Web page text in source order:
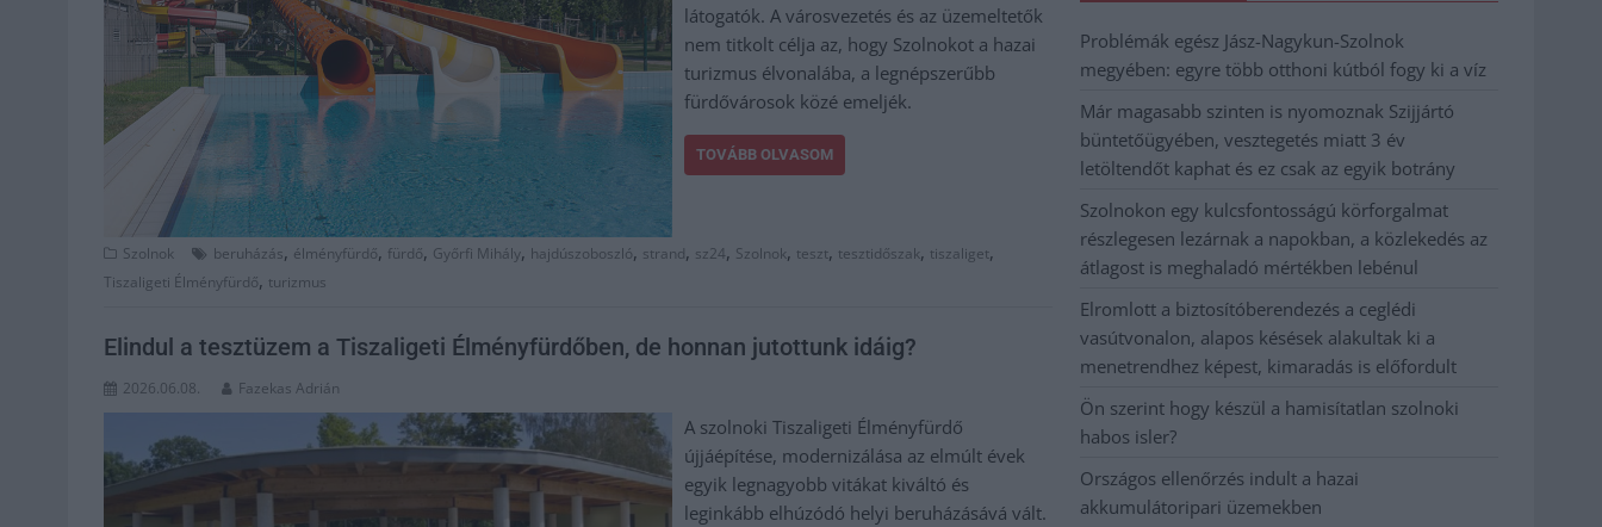
látogatók. A városvezetés és az üzemeltetők
nem titkolt célja az, hogy Szolnokot a hazai
turizmus élvonalába, a legnépszerűbb
fürdővárosok közé emeljék.
TOVÁBB OLVASOM
Szolnok beruházás, élményfürdő, fürdő, Győrfi Mihály, hajdúszoboszló, strand, sz24, Szolnok, teszt, tesztidőszak, tiszaliget,
Tiszaligeti Élményfürdő, turizmus
Elindul a tesztüzem a Tiszaligeti Élményfürdőben, de honnan jutottunk idáig?
2026.06.08. Fazekas Adrián
A szolnoki Tiszaligeti Élményfürdő
újjáépítése, modernizálása az elmúlt évek
egyik legnagyobb vitákat kiváltó és
leginkább elhúzódó helyi beruházásává vált.
Problémák egész Jász-Nagykun-Szolnok
megyében: egyre több otthoni kútból fogy ki a víz
Már magasabb szinten is nyomoznak Szijjártó
büntetőügyében, vesztegetés miatt 3 év
letöltendőt kaphat és ez csak az egyik botrány
Szolnokon egy kulcsfontosságú körforgalmat
részlegesen lezárnak a napokban, a közlekedés az
átlagost is meghaladó mértékben lebénul
Elromlott a biztosítóberendezés a ceglédi
vasútvonalon, alapos késések alakultak ki a
menetrendhez képest, kimaradás is előfordult
Ön szerint hogy készül a hamisítatlan szolnoki
habos isler?
Országos ellenőrzés indult a hazai
akkumulátoripari üzemekben